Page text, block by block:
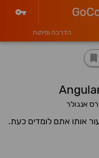
הדרכה ופיתוח
אנגולר
אותו אתם לומדים כעת.